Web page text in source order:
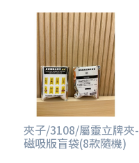
夾子/3108/屬靈立牌夾-
磁吸版盲袋(8款隨機)